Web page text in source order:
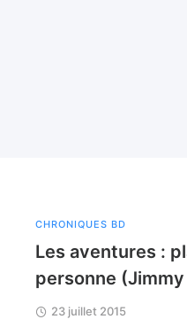
CHRONIQUES BD
Les aventures :
personne (Jimmy
23 juillet 2015